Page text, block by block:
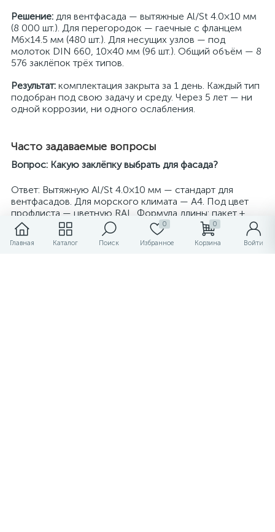
Главная Каталог Поиск
0
Избранное
0
Корзина Войти
Решение: для вентфасада — вытяжные Al/St 4.0×10 мм
(8 000 шт.). Для перегородок — гаечные с фланцем
M6×14.5 мм (480 шт.). Для несущих узлов — под
молоток DIN 660, 10×40 мм (96 шт.). Общий объём — 8
576 заклёпок трёх типов.
Результат: комплектация закрыта за 1 день. Каждый тип
подобран под свою задачу и среду. Через 5 лет — ни
одной коррозии, ни одного ослабления.
Часто задаваемые вопросы
Вопрос: Какую заклёпку выбрать для фасада?
Ответ: Вытяжную Al/St 4.0×10 мм — стандарт для
вентфасадов. Для морского климата — A4. Под цвет
профлиста — цветную RAL. Формула длины: пакет +
1.2×4 мм.